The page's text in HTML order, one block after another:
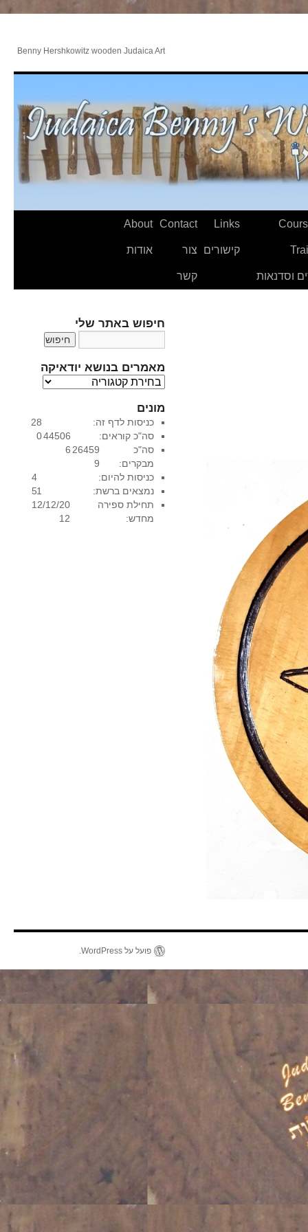
Benny Hershkowitz wooden Judaica Art
וסדנאות
Links
קישורים
Contact
צור
קשר
About
אודות
חיפוש באתר שלי
מאמרים בנושא יודאיקה
מ
מ
ר
י
ם
נ
ו
ש
מונים
28
0
כניסות לדף זה:
44506
6
סה"כ קוראים:
26459
9
סה"כ
מבקרים:
4
5
כניסות להיום:
1
נמצאים ברשת:
12/12/20
12
תחילת ספירה
מחדש:
פועל על WordPress.